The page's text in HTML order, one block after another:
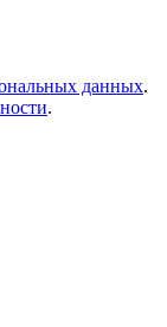
данных.
.